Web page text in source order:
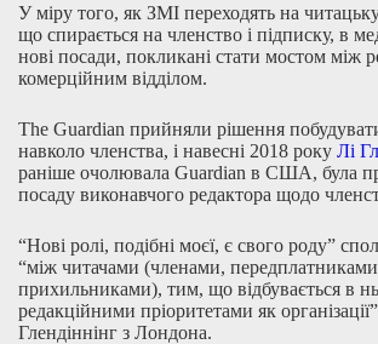
У міру того, як ЗМІ переходять на
що спирається на членство і підписку, в
нові посади, покликані стати мостом між
комерційним відділом.
The Guardian прийняли рішення
навколо членства, і навесні 2018 року Лі
раніше очолювала Guardian в США, була
посаду виконавчого редактора щодо
“Нові ролі, подібні моєї, є свого роду”
“між читачами (членами,
прихильниками), тим, що відбувається в
редакційними пріоритетами як
Глендіннінг з Лондона.